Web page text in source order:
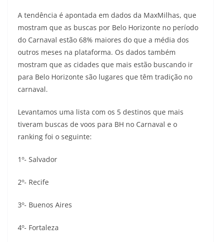
A tendência é apontada em dados da MaxMilhas, que
mostram que as buscas por Belo Horizonte no período
do Carnaval estão 68% maiores do que a média dos
outros meses na plataforma. Os dados também
mostram que as cidades que mais estão buscando ir
para Belo Horizonte são lugares que têm tradição no
carnaval.
Levantamos uma lista com os 5 destinos que mais
tiveram buscas de voos para BH no Carnaval e o
ranking foi o seguinte:
1º- Salvador
2º- Recife
3º- Buenos Aires
4º- Fortaleza